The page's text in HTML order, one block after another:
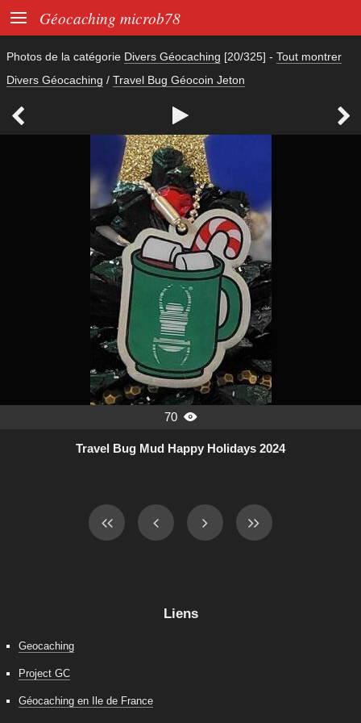
 Géocaching microb78
Photos de la catégorie Divers Géocaching [20/325] - Tout montrer
Divers Géocaching / Travel Bug Géocoin Jeton
  
70 
Travel Bug Mud Happy Holidays 2024
Liens
Geocaching
Project GC
Géocaching en Ile de France